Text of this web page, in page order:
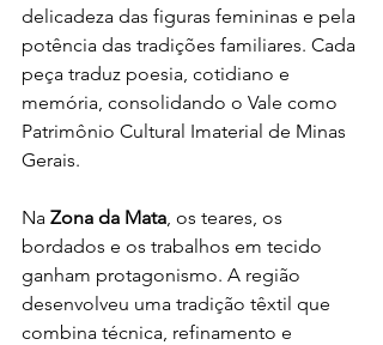
delicadeza das figuras femininas e pela
potência das tradições familiares. Cada
peça traduz poesia, cotidiano e
memória, consolidando o Vale como
Patrimônio Cultural Imaterial de Minas
Gerais.
Na Zona da Mata , os teares, os
bordados e os trabalhos em tecido
ganham protagonismo. A região
desenvolveu uma tradição têxtil que
combina técnica, refinamento e